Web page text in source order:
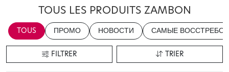
TOUS LES PRODUITS ZAMBON
TOUS ПРОМО НОВОСТИ САМЫЕ
FILTRER TRIER